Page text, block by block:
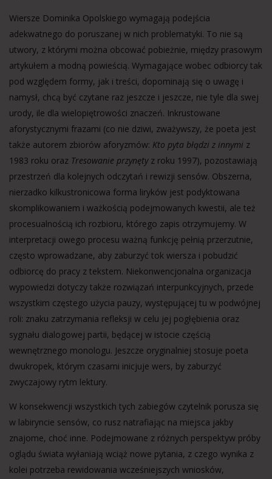
Wiersze Dominika Opolskiego wymagają podejścia
adekwatnego do poruszanej w nich problematyki. To nie są
utwory, z którymi można obcować pobieżnie, między prasowym
artykułem a modną powieścią. Wymagające wobec odbiorcy tak
pod względem formy, jak i treści, dopominają się o uwagę i
namysł, chcą być czytane raz jeszcze i jeszcze, nie tyle dla swej
urody, ile dla wielopiętrowości znaczeń. Inkrustowane
aforystycznymi frazami (co nie dziwi, zważywszy, że poeta jest
także autorem zbiorów aforyzmów: Kto pyta błądzi z innymi z
1983 roku oraz Tresowanie przynętyz roku 1997), pozostawiają
przestrzeń dla kolejnych odczytań i rewizji sensów. Obszerna,
nierzadko kilkustronicowa forma liryków jest podyktowana
skomplikowaniem i ważkością podejmowanych kwestii, ale też
procesualnością ich rozbioru, którego zapis otrzymujemy. W
interpretacji owego procesu ważną funkcję pełnią przerzutnie,
często wprowadzane, aby zaburzyć tok wiersza i pobudzić
odbiorcę do pracy z tekstem. Niekonwencjonalna organizacja
wypowiedzi dotyczy także rozwiązań interpunkcyjnych, przede
wszystkim częstego użycia pauzy, występującej tu w podwójnej
roli: znaku zatrzymania refleksji w celu jej pogłębienia oraz
sygnału dialogowej partii, będącej w istocie częścią
wewnętrznego monologu. Jeszcze oryginalniej stosuje poeta
dwukropek, którym czasami inicjuje wers, by zaburzyć
zwyczajowy rytm lektury.
W konsekwencji wszystkich tych zabiegów czytelnik porusza się
w labiryncie sensów, co rusz natrafiając na miejsca jakby
znajome, choć inne. Podejmowane z różnych perspektyw próby
oglądu świata wyłaniają wciąż nowe pytania, z czego wynika z
kolei potrzeba rewidowania wcześniejszych wniosków,